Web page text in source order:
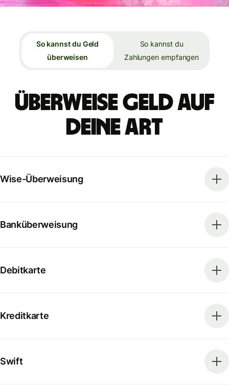
So kannst du Geld
überweisen
So kannst du
Zahlungen empfangen
Überweise Geld auf
deine Art
Wise-Überweisung
Banküberweisung
Debitkarte
Kreditkarte
Swift